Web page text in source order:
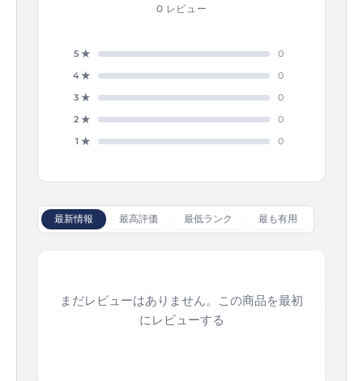
0 レビュー
5 ★
0
4 ★
0
3 ★
0
2 ★
0
1 ★
0
最新情報 最高評価 最低ランク 最も有用
まだレビューはありません。この商品を最初
にレビューする